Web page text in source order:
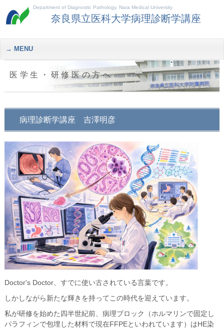
Department of Diagnostic Pathology, Nara Medical University
奈良県立医科大学病理診断学講座
MENU
医学生・研修医の方へ
病理診断学講座 吉澤明彦
Doctor's Doctor、すでに使い古されている言葉です。
しかしながら新たな輝きを持ってこの時代を迎えています。
私が研修を始めた四半世紀前、病理ブロック（ホルマリンで固定し
パラフィンで包埋した材料で現在FFPEといわれています）はHE染